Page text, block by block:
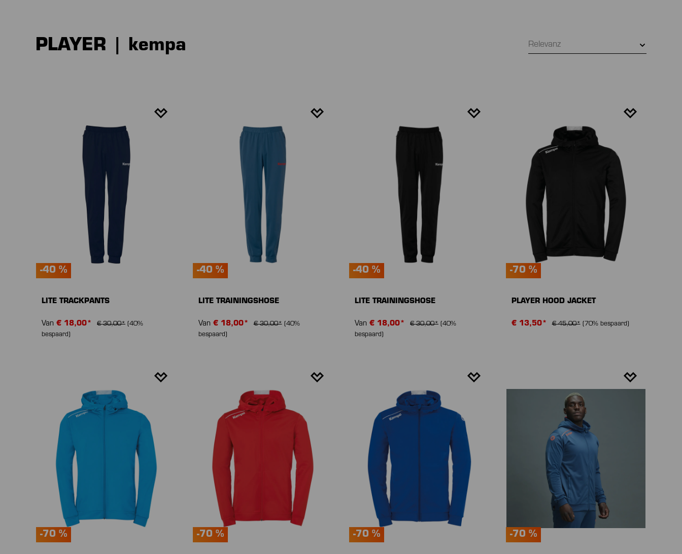
PLAYER | kempa Relevanz
-40 %
LITE TRACKPANTS
Van € 18,00* € 30,00* (40%
bespaard)
-40 %
LITE TRAININGSHOSE
Van € 18,00* € 30,00* (40%
bespaard)
-40 %
LITE TRAININGSHOSE
Van € 18,00* € 30,00* (40%
bespaard)
-70 %
PLAYER HOOD JACKET
€ 13,50* € 45,00* (70% bespaard)
-70 % -70 % -70 % -70 %